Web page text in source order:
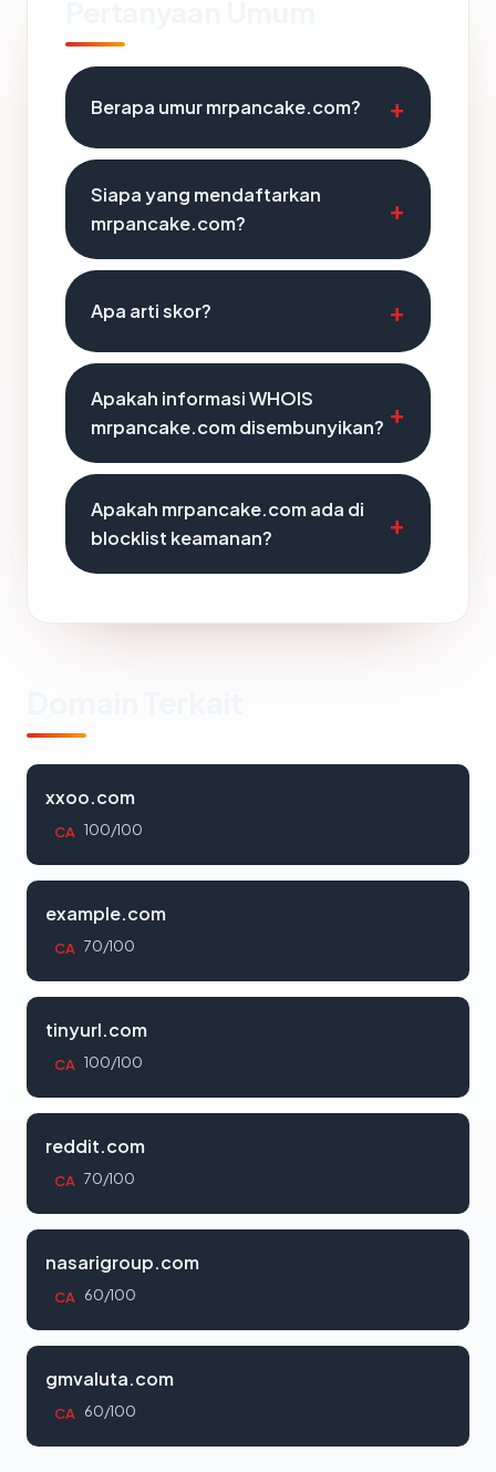
Berapa umur mrpancake.com?
Siapa yang mendaftarkan
mrpancake.com?
Apa arti skor?
Apakah informasi WHOIS
mrpancake.com disembunyikan?
Apakah mrpancake.com ada di
blocklist keamanan?
xxoo.com
CA 100/100
example.com
CA 70/100
tinyurl.com
CA 100/100
reddit.com
CA 70/100
nasarigroup.com
CA 60/100
gmvaluta.com
CA 60/100